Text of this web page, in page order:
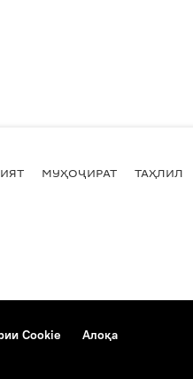
МУҲОҶИРАТ ТАҲЛИЛ
Cookie Алоқа